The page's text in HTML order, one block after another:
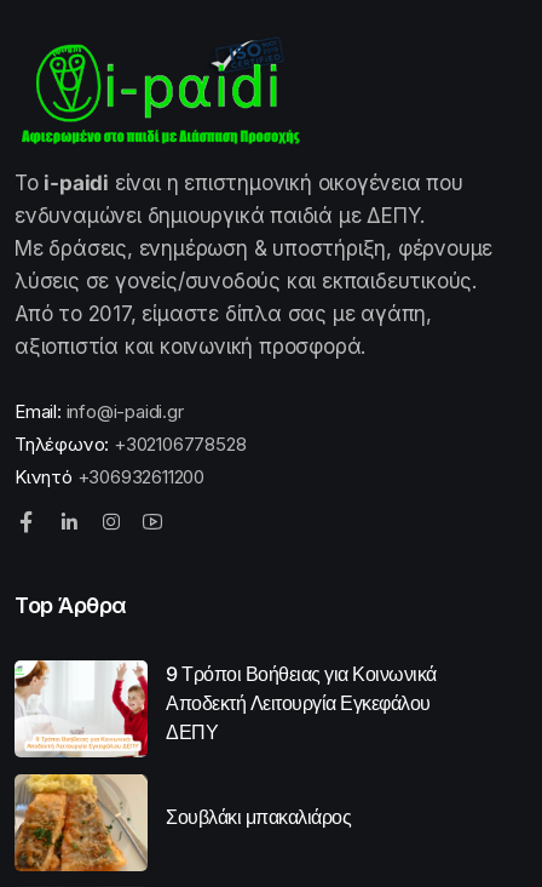
Το i-paidi είναι η επιστημονική οικογένεια που
ενδυναμώνει δημιουργικά παιδιά με ΔΕΠΥ.
Με δράσεις, ενημέρωση & υποστήριξη, φέρνουμε
λύσεις σε γονείς/συνοδούς και εκπαιδευτικούς.
Από το 2017, είμαστε δίπλα σας με αγάπη,
αξιοπιστία και κοινωνική προσφορά.
Email: info@i-paidi.gr
Τηλέφωνο: +302106778528
Κινητό +306932611200
Top Άρθρα
9 Τρόποι Βοήθειας για Κοινωνικά
Αποδεκτή Λειτουργία Εγκεφάλου
ΔΕΠΥ
Σουβλάκι μπακαλιάρος